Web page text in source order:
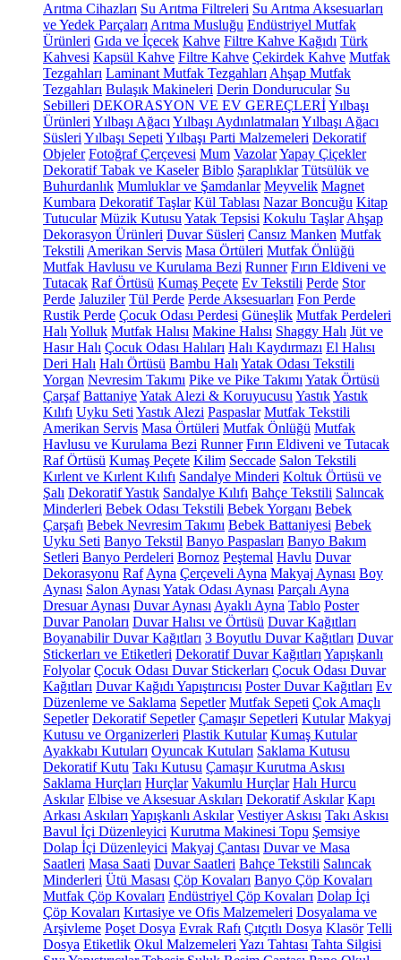
Arıtma Cihazları Su Arıtma Filtreleri Su Arıtma Aksesuarları
ve Yedek Parçaları Arıtma Musluğu Endüstriyel Mutfak
Ürünleri Gıda ve İçecek Kahve Filtre Kahve Kağıdı Türk
Kahvesi Kapsül Kahve Filtre Kahve Çekirdek Kahve Mutfak
Tezgahları Laminant Mutfak Tezgahları Ahşap Mutfak
Tezgahları Bulaşık Makineleri Derin Dondurucular Su
Sebilleri DEKORASYON VE EV GEREÇLERİYılbaşı
Ürünleri Yılbaşı Ağacı Yılbaşı Aydınlatmaları Yılbaşı Ağacı
Süsleri Yılbaşı Sepeti Yılbaşı Parti Malzemeleri Dekoratif
Objeler Fotoğraf Çerçevesi Mum VazolarYapay Çiçekler
Dekoratif Tabak ve Kaseler Biblo Şaraplıklar Tütsülük ve
Buhurdanlık Mumluklar ve Şamdanlar Meyvelik Magnet
Kumbara Dekoratif Taşlar Kül Tablası Nazar Boncuğu Kitap
Tutucular Müzik Kutusu Yatak Tepsisi Kokulu Taşlar Ahşap
Dekorasyon Ürünleri Duvar Süsleri Cansız Manken Mutfak
Tekstili Amerikan Servis Masa Örtüleri Mutfak Önlüğü
Mutfak Havlusu ve Kurulama Bezi Runner Fırın Eldiveni ve
Tutacak Raf Örtüsü Kumaş Peçete Ev Tekstili Perde Stor
Perde Jaluziler Tül Perde Perde Aksesuarları Fon Perde
Rustik Perde Çocuk Odası Perdesi Güneşlik Mutfak Perdeleri
Halı Yolluk Mutfak Halısı Makine Halısı Shaggy Halı Jüt ve
Hasır Halı Çocuk Odası Halıları Halı Kaydırmazı El Halısı
Deri Halı Halı Örtüsü Bambu Halı Yatak Odası Tekstili
Yorgan Nevresim Takımı Pike ve Pike Takımı Yatak Örtüsü
Çarşaf BattaniyeYatak Alezi & Koruyucusu YastıkYastık
Kılıfı Uyku Seti Yastık Alezi Paspaslar Mutfak Tekstili
Amerikan Servis Masa Örtüleri Mutfak Önlüğü Mutfak
Havlusu ve Kurulama Bezi Runner Fırın Eldiveni ve Tutacak
Raf Örtüsü Kumaş Peçete Kilim Seccade Salon Tekstili
Kırlent ve Kırlent Kılıfı Sandalye Minderi Koltuk Örtüsü ve
Şalı Dekoratif Yastık Sandalye Kılıfı Bahçe Tekstili Salıncak
Minderleri Bebek Odası Tekstili Bebek Yorganı Bebek
Çarşafı Bebek Nevresim Takımı Bebek Battaniyesi Bebek
Uyku Seti Banyo Tekstil Banyo Paspasları Banyo Bakım
Setleri Banyo Perdeleri Bornoz Peştemal Havlu Duvar
Dekorasyonu Raf Ayna Çerçeveli Ayna Makyaj Aynası Boy
Aynası Salon Aynası Yatak Odası Aynası Parçalı Ayna
Dresuar Aynası Duvar Aynası Ayaklı Ayna Tablo Poster
Duvar Panoları Duvar Halısı ve Örtüsü Duvar Kağıtları
Boyanabilir Duvar Kağıtları 3 Boyutlu Duvar Kağıtları Duvar
Stickerları ve Etiketleri Dekoratif Duvar Kağıtları Yapışkanlı
Folyolar Çocuk Odası Duvar Stickerları Çocuk Odası Duvar
Kağıtları Duvar Kağıdı Yapıştırıcısı Poster Duvar Kağıtları Ev
Düzenleme ve Saklama Sepetler Mutfak Sepeti Çok Amaçlı
Sepetler Dekoratif Sepetler Çamaşır Sepetleri Kutular Makyaj
Kutusu ve Organizerleri Plastik Kutular Kumaş Kutular
Ayakkabı Kutuları Oyuncak Kutuları Saklama Kutusu
Dekoratif Kutu Takı Kutusu Çamaşır Kurutma Askısı
Saklama Hurçları Hurçlar Vakumlu Hurçlar Halı Hurcu
Askılar Elbise ve Aksesuar Askıları Dekoratif Askılar Kapı
Arkası Askıları Yapışkanlı Askılar Vestiyer Askısı Takı Askısı
Bavul İçi Düzenleyici Kurutma Makinesi Topu Şemsiye
Dolap İçi Düzenleyici Makyaj Çantası Duvar ve Masa
Saatleri Masa Saati Duvar Saatleri Bahçe Tekstili Salıncak
Minderleri Ütü Masası Çöp Kovaları Banyo Çöp Kovaları
Mutfak Çöp Kovaları Endüstriyel Çöp Kovaları Dolap İçi
Çöp Kovaları Kırtasiye ve Ofis Malzemeleri Dosyalama ve
Arşivleme Poşet Dosya Evrak Rafı Çıtçıtlı Dosya Klasör Telli
Dosya Etiketlik Okul Malzemeleri Yazı Tahtası Tahta Silgisi